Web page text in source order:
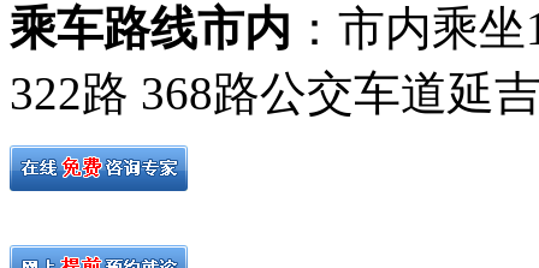
乘车路线市内 ：市内乘
322路 368路公交车道延